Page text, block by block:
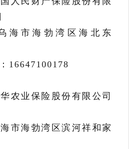
海市海勃湾区海北东
16647100178
农业保险股份有限公司
市海勃湾区滨河祥和家